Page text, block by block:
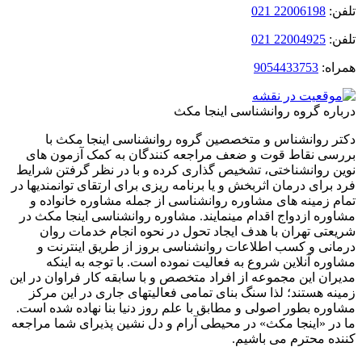
22006198 021
22004925 021
9054433753
گروه روانشناسی اینجا مکث
روانشناس و متخصصین گروه روانشناسی اینجا مکث با
نقاط قوت و ضعف مراجعه کنندگان به کمک آزمون های
روانشناختی، تشخیص گذاری کرده و با در نظر گرفتن شرایط
درمان اثربخش و یا برنامه ریزی برای ارتقای توانمندیها در
زمینه های مشاوره روانشناسی از جمله مشاوره خانواده و
ازدواج اقدام مینمایند. مشاوره روانشناسی اینجا مکث در
تهران با هدف ایجاد تحول در نحوه انجام خدمات روان
و کسب اطلاعات روانشناسی بروز از طریق اینترنت و
آنلاین شروع به فعالیت نموده است. با توجه به اینکه
این مجموعه از افراد متخصص و با سابقه کار فراوان در این
هستند؛ لذا سنگ بنای تمامی فعالیتهای جاری در این مرکز
بطور اصولی و مطابق با علم روز دنیا بنا نهاده شده است.
«اینجا مکث» در محیطی آرام و دل نشین پذیرای شما مراجعه
محترم می باشیم.